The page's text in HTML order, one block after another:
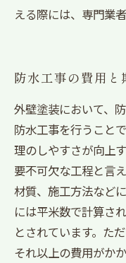
える際には、専門業
防水工事の費用と
外壁塗装において、
防水工事を行うこと
理のしやすさが向上
要不可欠な工程と言
材質、施工方法など
には平米数で計算さ
とされています。た
それ以上の費用がか